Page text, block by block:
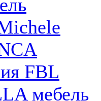
FBL
мебель